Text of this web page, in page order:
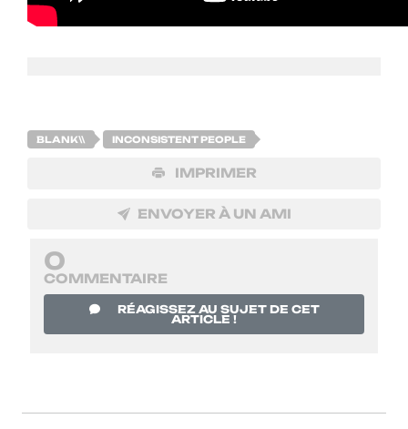
BLANK\\ INCONSISTENT PEOPLE
IMPRIMER
ENVOYER À UN AMI
0
COMMENTAIRE
RÉAGISSEZ AU SUJET DE CET
ARTICLE !